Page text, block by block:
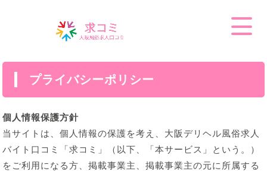
プライバシーポリシー
個人情報保護方針
当サイトは、個人情報の保護を考え、大阪デリヘル風俗求人
バイト口コミ「求コミ」（以下、「本サービス」という。）
をご利用になる方、掲載事業主、掲載事業主の元に所属する